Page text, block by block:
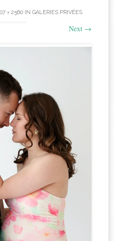
× 2560 IN GALERIES PRIVÉES
Next →